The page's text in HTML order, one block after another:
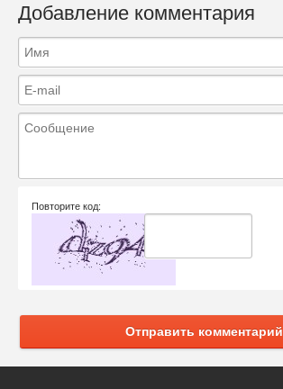
Добавление комментария
Повторите код:
Отправить комментарий